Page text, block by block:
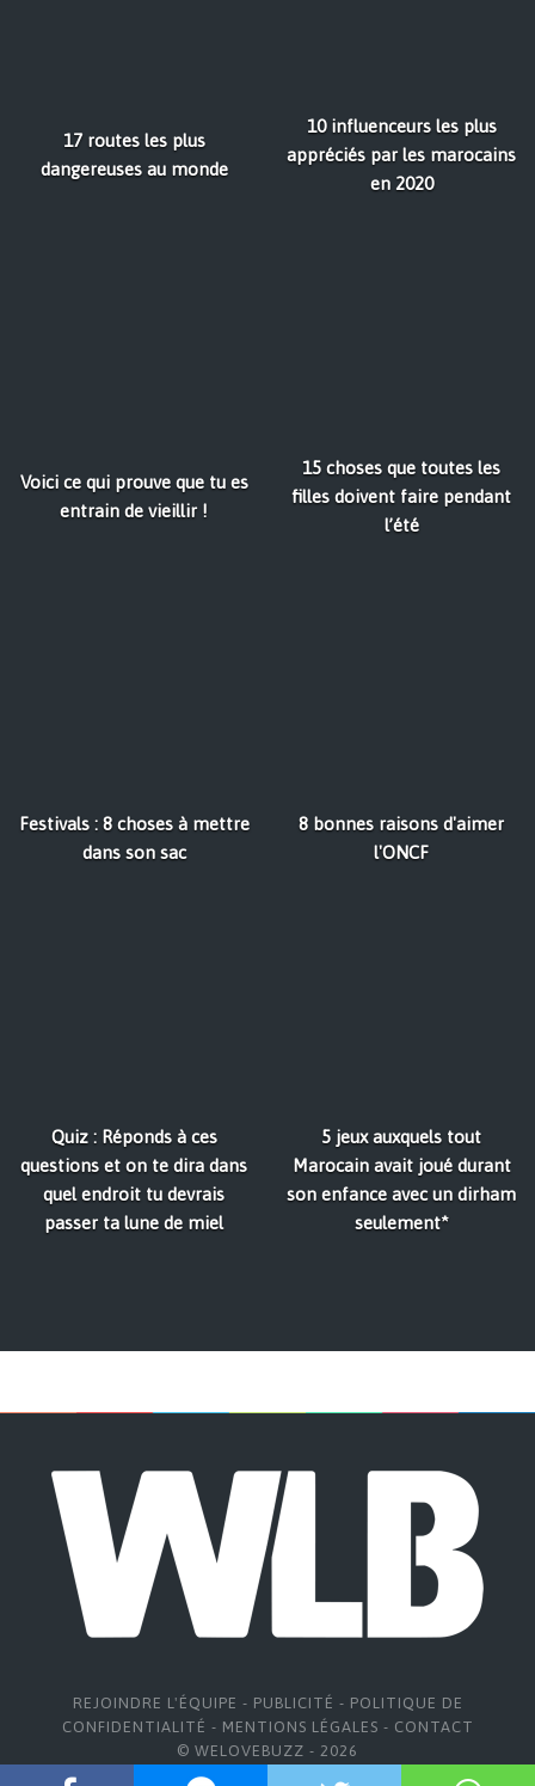
17 routes les plus
dangereuses au monde
10 influenceurs les plus
appréciés par les marocains
en 2020
Voici ce qui prouve que tu es
entrain de vieillir !
15 choses que toutes les
filles doivent faire pendant
l’été
Festivals : 8 choses à mettre
dans son sac
8 bonnes raisons d'aimer
l'ONCF
Quiz : Réponds à ces
questions et on te dira dans
quel endroit tu devrais
passer ta lune de miel
5 jeux auxquels tout
Marocain avait joué durant
son enfance avec un dirham
seulement*
REJOINDRE L'ÉQUIPE - PUBLICITÉ - POLITIQUE DE
CONFIDENTIALITÉ - MENTIONS LÉGALES - CONTACT
© WELOVEBUZZ - 2026